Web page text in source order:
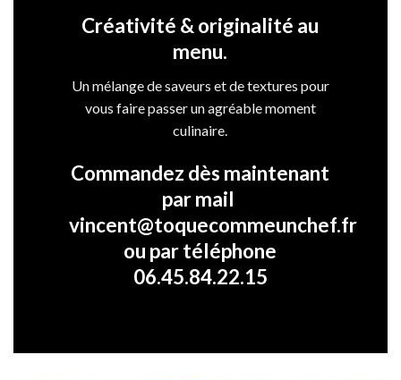
Créativité & originalité au
menu.
Un mélange de saveurs et de textures pour
vous faire passer un agréable moment
culinaire.
Commandez dès maintenant
par mail
vincent@toquecommeunchef.fr
ou par téléphone
06.45.84.22.15